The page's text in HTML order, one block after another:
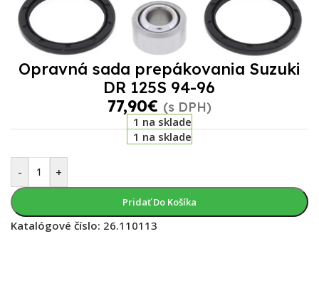
Opravná sada prepákovania Suzuki
DR 125S 94-96
77,90€ (s DPH)
1 na sklade
1 na sklade
- +
Pridať Do Košíka
Katalógové číslo: 26.110113